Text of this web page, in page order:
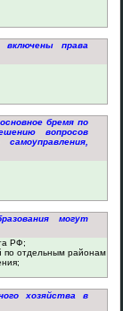
права
бремя по
вопросов
могут
РФ;
по отдельным районам
хозяйства в